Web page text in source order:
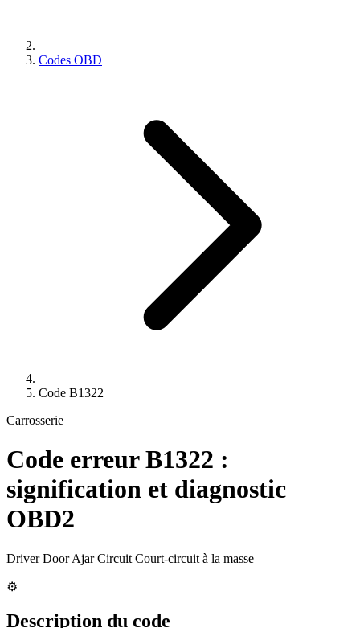
Codes OBD
Code B1322
Carrosserie
Code erreurB1322 :
signification et diagnostic
OBD2
Driver Door Ajar Circuit Court-circuit à la masse
⚙️
Description du code